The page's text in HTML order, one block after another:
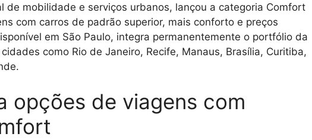
de mobilidade e serviços urbanos, lançou a categoria Comfort
com carros de padrão superior, mais conforto e preços
em São Paulo, integra permanentemente o portfólio da
como Rio de Janeiro, Recife, Manaus, Brasília, Curitiba,
opções de viagens com